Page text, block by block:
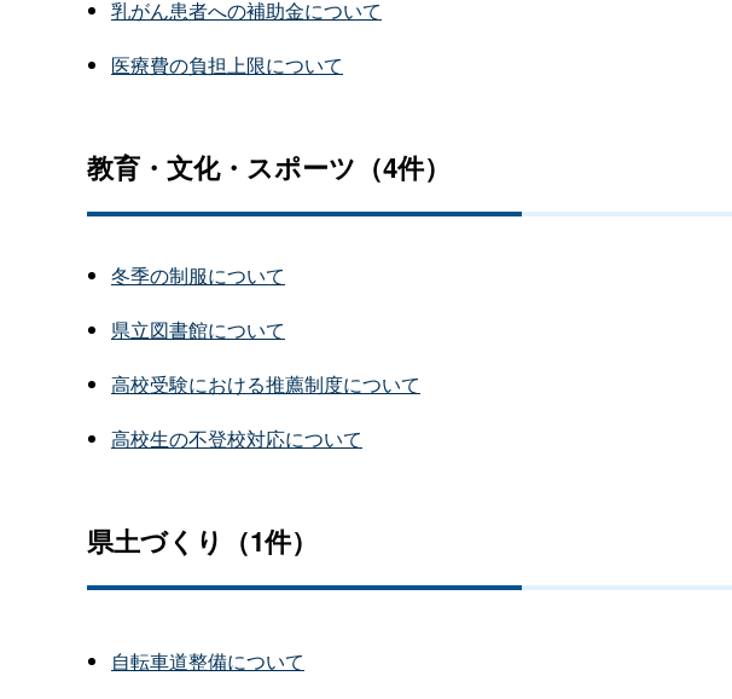
乳がん患者への補助金について
医療費の負担上限について
教育・文化・スポーツ（4件）
冬季の制服について
県立図書館について
高校受験における推薦制度について
高校生の不登校対応について
県土づくり（1件）
自転車道整備について